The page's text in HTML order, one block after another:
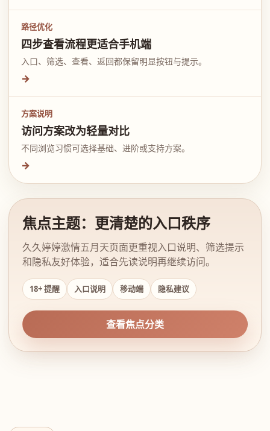
路径优化
四步查看流程更适合手机端
入口、筛选、查看、返回都保留明显按钮与提示。
→
方案说明
访问方案改为轻量对比
不同浏览习惯可选择基础、进阶或支持方案。
→
焦点主题：更清楚的入口秩序
久久婷婷激情五月天页面更重视入口说明、筛选提示
和隐私友好体验，适合先读说明再继续访问。
18+ 提醒 入口说明 移动端 隐私建议
查看焦点分类